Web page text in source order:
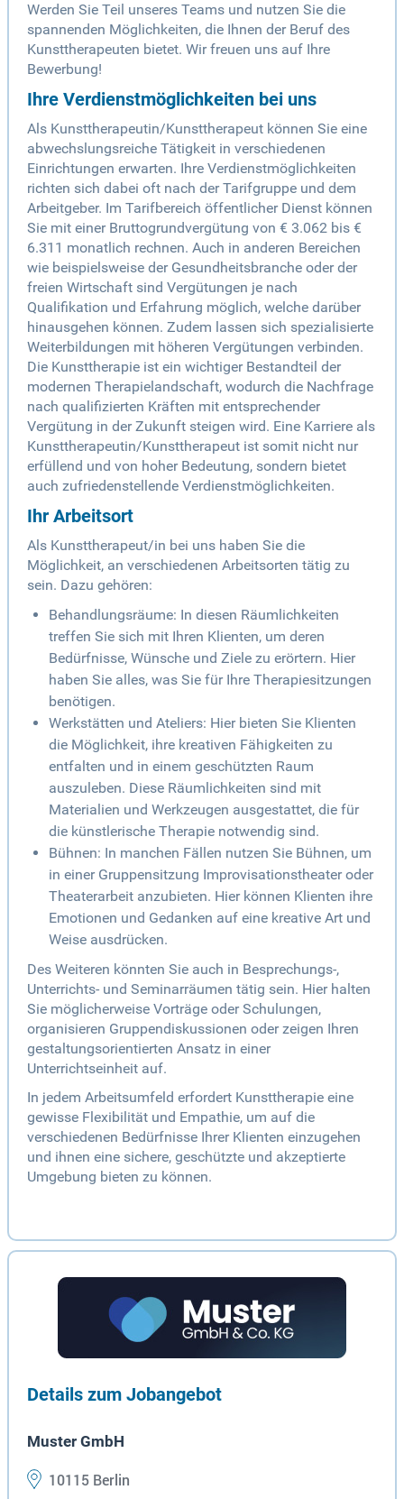
Werden Sie Teil unseres Teams und nutzen Sie die
spannenden Möglichkeiten, die Ihnen der Beruf des
Kunsttherapeuten bietet. Wir freuen uns auf Ihre
Bewerbung!
Ihre Verdienstmöglichkeiten bei uns
Als Kunsttherapeutin/Kunsttherapeut können Sie eine
abwechslungsreiche Tätigkeit in verschiedenen
Einrichtungen erwarten. Ihre Verdienstmöglichkeiten
richten sich dabei oft nach der Tarifgruppe und dem
Arbeitgeber. Im Tarifbereich öffentlicher Dienst können
Sie mit einer Bruttogrundvergütung von € 3.062 bis €
6.311 monatlich rechnen. Auch in anderen Bereichen
wie beispielsweise der Gesundheitsbranche oder der
freien Wirtschaft sind Vergütungen je nach
Qualifikation und Erfahrung möglich, welche darüber
hinausgehen können. Zudem lassen sich spezialisierte
Weiterbildungen mit höheren Vergütungen verbinden.
Die Kunsttherapie ist ein wichtiger Bestandteil der
modernen Therapielandschaft, wodurch die Nachfrage
nach qualifizierten Kräften mit entsprechender
Vergütung in der Zukunft steigen wird. Eine Karriere als
Kunsttherapeutin/Kunsttherapeut ist somit nicht nur
erfüllend und von hoher Bedeutung, sondern bietet
auch zufriedenstellende Verdienstmöglichkeiten.
Ihr Arbeitsort
Als Kunsttherapeut/in bei uns haben Sie die
Möglichkeit, an verschiedenen Arbeitsorten tätig zu
sein. Dazu gehören:
Behandlungsräume: In diesen Räumlichkeiten
treffen Sie sich mit Ihren Klienten, um deren
Bedürfnisse, Wünsche und Ziele zu erörtern. Hier
haben Sie alles, was Sie für Ihre Therapiesitzungen
benötigen.
Werkstätten und Ateliers: Hier bieten Sie Klienten
die Möglichkeit, ihre kreativen Fähigkeiten zu
entfalten und in einem geschützten Raum
auszuleben. Diese Räumlichkeiten sind mit
Materialien und Werkzeugen ausgestattet, die für
die künstlerische Therapie notwendig sind.
Bühnen: In manchen Fällen nutzen Sie Bühnen, um
in einer Gruppensitzung Improvisationstheater oder
Theaterarbeit anzubieten. Hier können Klienten ihre
Emotionen und Gedanken auf eine kreative Art und
Weise ausdrücken.
Des Weiteren könnten Sie auch in Besprechungs-,
Unterrichts- und Seminarräumen tätig sein. Hier halten
Sie möglicherweise Vorträge oder Schulungen,
organisieren Gruppendiskussionen oder zeigen Ihren
gestaltungsorientierten Ansatz in einer
Unterrichtseinheit auf.
In jedem Arbeitsumfeld erfordert Kunsttherapie eine
gewisse Flexibilität und Empathie, um auf die
verschiedenen Bedürfnisse Ihrer Klienten einzugehen
und ihnen eine sichere, geschützte und akzeptierte
Umgebung bieten zu können.
Details zum Jobangebot
Muster GmbH
10115 Berlin